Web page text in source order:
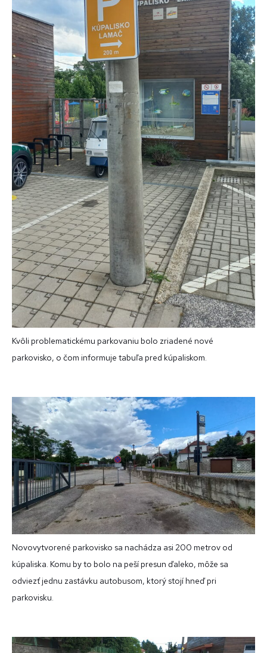
Kvôli problematickému parkovaniu bolo zriadené nové
parkovisko, o čom informuje tabuľa pred kúpaliskom.
Novovytvorené parkovisko sa nachádza asi 200 metrov od
kúpaliska. Komu by to bolo na peší presun ďaleko, môže sa
odviezť jednu zastávku autobusom, ktorý stojí hneď pri
parkovisku.